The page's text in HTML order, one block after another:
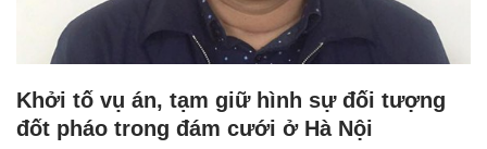
Khởi tố vụ án, tạm giữ hình sự đối tượng
đốt pháo trong đám cưới ở Hà Nội